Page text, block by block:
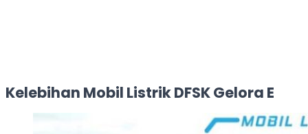
Kelebihan Mobil Listrik DFSK Gelora E